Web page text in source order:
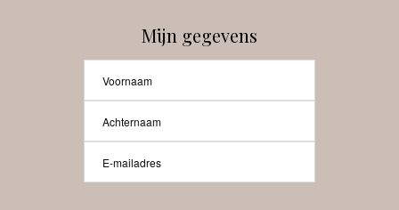
Beauty-Pro.nl
Mijn gegevens